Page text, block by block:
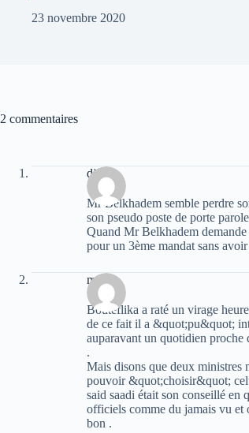
23 novembre 2020
2 commentaires
djarih
Mr Belkhadem semble perdre
son pseudo poste de porte
Quand Mr Belkhadem
pour un 3ème mandat sans
majid
Bouteflika a raté un virage
de ce fait il a &quot;pu&quot;
auparavant un quotidien proche
.
Mais disons que deux ministres
pouvoir &quot;choisir&quot;
said saadi était son conseillé en
officiels comme du jamais vu et
bon .